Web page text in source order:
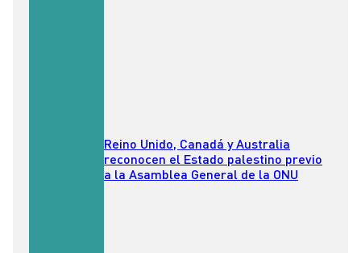
Reino Unido, Canadá y Australia
reconocen el Estado palestino previo
a la Asamblea General de la ONU